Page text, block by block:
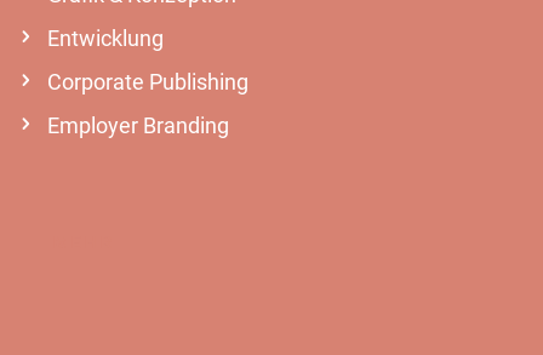
Entwicklung
Corporate Publishing
Employer Branding